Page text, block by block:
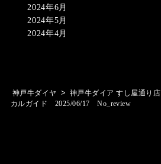
2024年6月
2024年5月
2024年4月
神戸牛ダイヤ > 神戸牛ダイア すし屋通り店
カルガイド 2025/06/17 No_review